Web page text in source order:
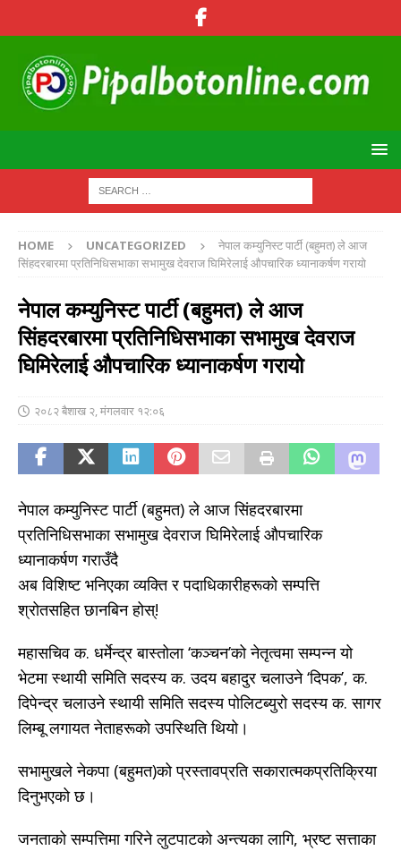
HOME UNCATEGORIZED
नेपाल कम्युनिस्ट पार्टी (बहुमत) ले आज
सिंहदरबारमा प्रतिनिधिसभाका सभामुख देवराज घिमिरेलाई औपचारिक ध्यानाकर्षण गरायो
नेपाल कम्युनिस्ट पार्टी (बहुमत) ले आज
सिंहदरबारमा प्रतिनिधिसभाका सभामुख देवराज
घिमिरेलाई औपचारिक ध्यानाकर्षण गरायो
२०८२ बैशाख २, मंगलवार १२:०६
नेपाल कम्युनिस्ट पार्टी (बहुमत) ले आज सिंहदरबारमा
प्रतिनिधिसभाका सभामुख देवराज घिमिरेलाई औपचारिक
ध्यानाकर्षण गराउँदै
अब विशिष्ट भनिएका व्यक्ति र पदाधिकारीहरूको सम्पत्ति
श्रोतसहित छानबिन होस्!
महासचिव क. धर्मेन्द्र बास्तोला ‘कञ्चन’को नेतृत्वमा सम्पन्न यो
भेटमा स्थायी समिति सदस्य क. उदय बहादुर चलाउने ‘दिपक’, क.
दिपेन्द्र चलाउने स्थायी समिति सदस्य पोलिटब्युरो सदस्य क. सागर
लिम्बू लगायत नेताहरूको उपस्थिति थियो।
सभामुखले नेकपा (बहुमत)को प्रस्तावप्रति सकारात्मकप्रतिक्रिया
दिनुभएको छ।
जनताको सम्पत्तिमा गरिने लुटपाटको अन्त्यका लागि, भ्रष्ट सत्ताका